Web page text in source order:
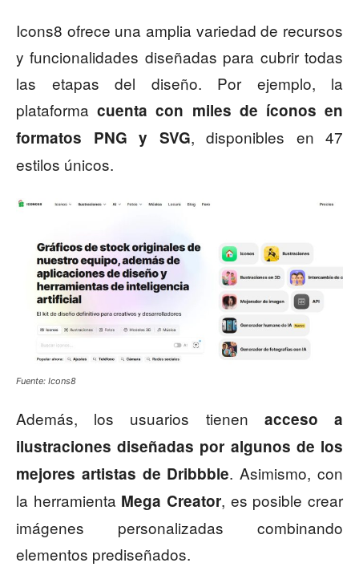
Icons8 ofrece una amplia variedad de recursos
y funcionalidades diseñadas para cubrir todas
las etapas del diseño. Por ejemplo, la
plataformacuenta con miles de íconos en
formatos PNG y SVG, disponibles en 47
estilos únicos.
Fuente: Icons8
Además, los usuarios tienen acceso a
ilustraciones diseñadas por algunos de los
mejores artistas de Dribbble. Asimismo, con
la herramienta Mega Creator, es posible crear
imágenes personalizadas combinando
elementos prediseñados.